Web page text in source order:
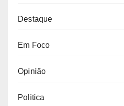
Destaque
Em Foco
Opinião
Politica